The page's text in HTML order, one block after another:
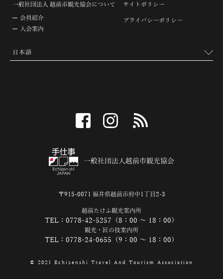
一般社団法人 越前市観光協会について
会員紹介
入会案内
サイトポリシー
プライバシーポリシー
facebook instagram
一般社団法人越前市観光協会
〒915-0071 福井県越前市府中1丁目2-3
越前たけふ観光案内所
TEL：0778-42-5257（8：00 ～ 18：00）
観光・匠の技案内所
TEL：0778-24-0655（9：00 ～ 18：00）
© 2021 Echizenshi Travel And Tourism Association